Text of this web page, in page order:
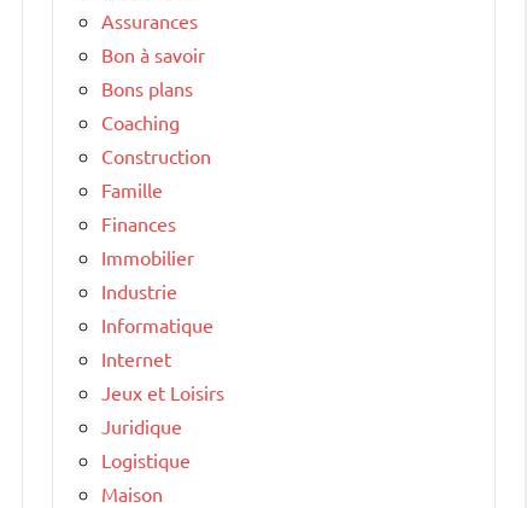
Assurances
Bon à savoir
Bons plans
Coaching
Construction
Famille
Finances
Immobilier
Industrie
Informatique
Internet
Jeux et Loisirs
Juridique
Logistique
Maison